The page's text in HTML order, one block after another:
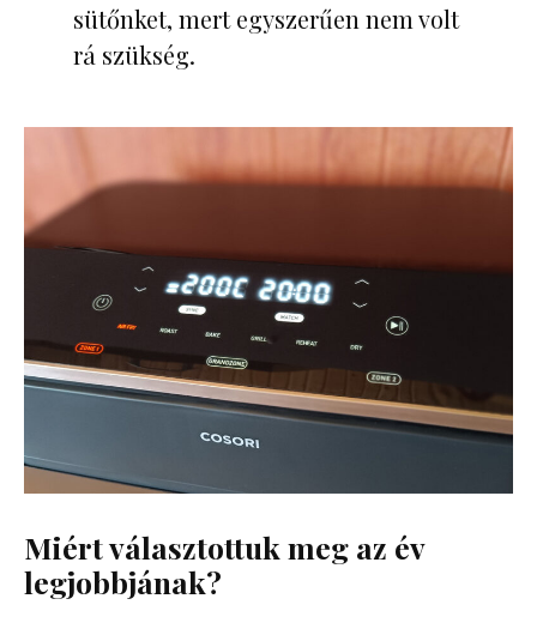
sütőnket, mert egyszerűen nem volt
rá szükség.
Miért választottuk meg az év
legjobbjának?